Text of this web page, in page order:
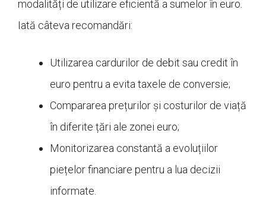
modalități de utilizare eficientă a sumelor în euro.
Iată câteva recomandări:
Utilizarea cardurilor de debit sau credit în
euro pentru a evita taxele de conversie;
Compararea prețurilor și costurilor de viață
în diferite țări ale zonei euro;
Monitorizarea constantă a evoluțiilor
piețelor financiare pentru a lua decizii
informate.